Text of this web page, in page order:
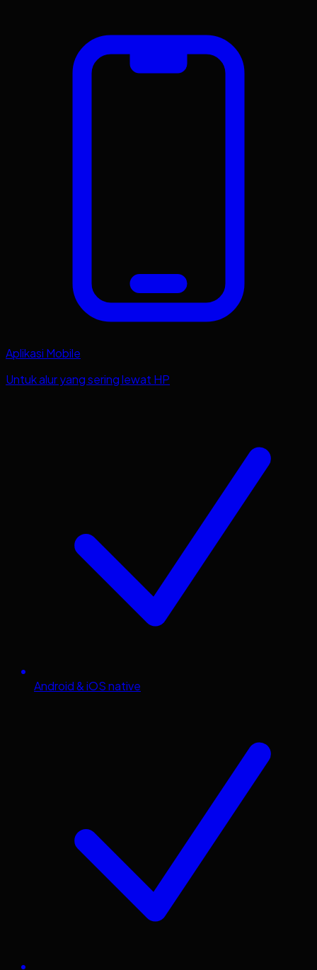
Aplikasi Mobile
Untuk alur yang sering lewat HP
Android & iOS native